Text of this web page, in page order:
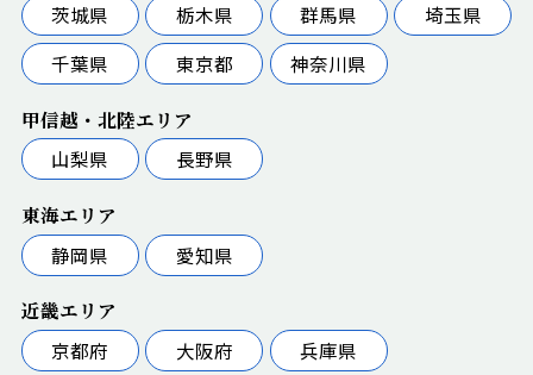
茨城県
栃木県 群馬県
埼玉県
千葉県
東京都 神奈川県
甲信越・北陸エリア
山梨県
長野県
東海エリア
静岡県
愛知県
近畿エリア
京都府
大阪府 兵庫県